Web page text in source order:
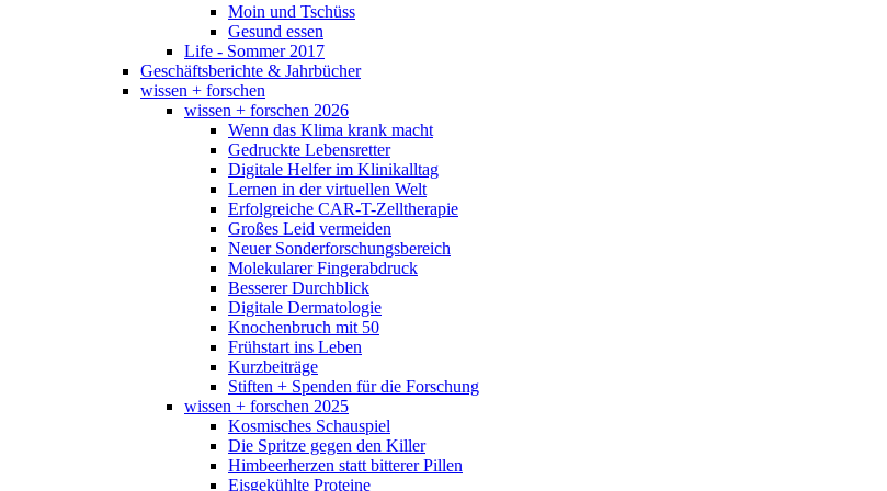
Moin und Tschüss
Gesund essen
Life - Sommer 2017
Geschäftsberichte & Jahrbücher
wissen + forschen
wissen + forschen 2026
Wenn das Klima krank macht
Gedruckte Lebensretter
Digitale Helfer im Klinikalltag
Lernen in der virtuellen Welt
Erfolgreiche CAR-T-Zelltherapie
Großes Leid vermeiden
Neuer Sonderforschungsbereich
Molekularer Fingerabdruck
Besserer Durchblick
Digitale Dermatologie
Knochenbruch mit 50
Frühstart ins Leben
Kurzbeiträge
Stiften + Spenden für die Forschung
wissen + forschen 2025
Kosmisches Schauspiel
Die Spritze gegen den Killer
Himbeerherzen statt bitterer Pillen
Eisgekühlte Proteine